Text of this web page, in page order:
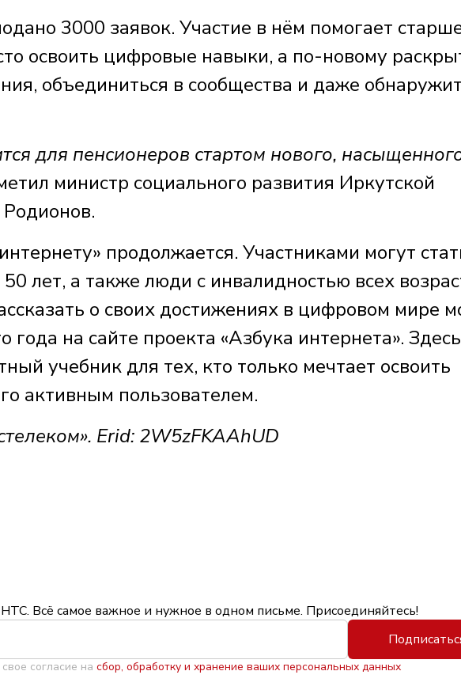
3000 заявок. Участие в нём помогает
освоить цифровые навыки, а по-новому
объединиться в сообщества и даже
для пенсионеров стартом нового,
министр социального развития Иркутской
продолжается. Участниками могут
лет, а также люди с инвалидностью всех
о своих достижениях в цифровом мире
года на сайте проекта «Азбука интернета».
учебник для тех, кто только мечтает освоить
активным пользователем.
Erid: 2W5zFKAAhUD
Всё самое важное и нужное в одном письме. Присоединяйтесь!
согласие на сбор, обработку и хранение ваших персональных данных